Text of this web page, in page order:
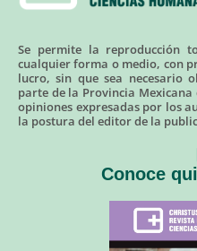
Se permite la reproducción
cualquier forma o medio, con
lucro, sin que sea necesario
parte de la Provincia Mexicana
opiniones expresadas por los
la postura del editor de la
Conoce